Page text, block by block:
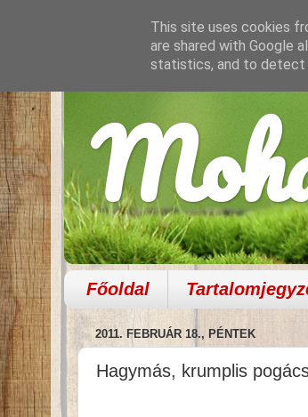
Főoldal
2011. FEBRUÁR 18., PÉNTEK
Hagymás, krumplis
This site uses cookies
are shared with Google
statistics, and to detect